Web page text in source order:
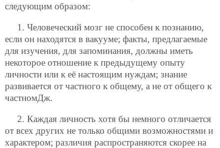
следующим образом:
1. Человеческий мозг не способен к познанию,
если он находятся в вакууме; факты, предлагаемые
для изучения, для запоминания, должны иметь
некоторое отношение к предыдущему опыту
личности или к её настоящим нуждам; знание
развивается от частного к общему, а не от общего к
частномДж.
2. Каждая личность хотя бы немного отличается
от всех других не только общими возможностями и
характером; различия распространяются скорее на